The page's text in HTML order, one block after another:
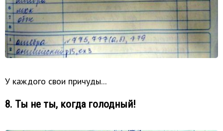
У каждого свои причуды...
8. Ты не ты, когда голодный!